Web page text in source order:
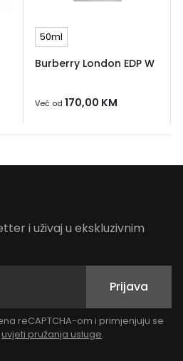
50ml
Burberry London EDP W
Već od 170,00 KM
i uživaj u ekskluzivnim
Prijava
reCAPTCHA-om i primjenjuju se
uvjeti pružanja usluge.